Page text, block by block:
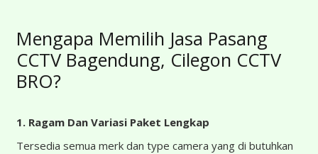
Mengapa Memilih Jasa Pasang
CCTV Bagendung, Cilegon CCTV
BRO?
1. Ragam Dan Variasi Paket Lengkap
Tersedia semua merk dan type camera yang di butuhkan